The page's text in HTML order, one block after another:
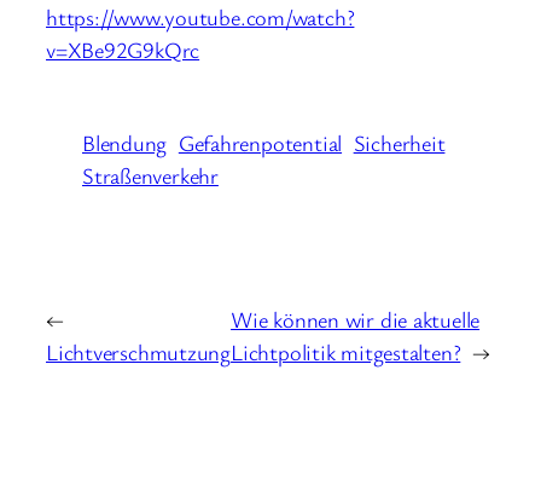
https://www.youtube.com/watch?
v=XBe92G9kQrc
Blendung Gefahrenpotential Sicherheit
Straßenverkehr
←
Lichtverschmutzung
Wie können wir die aktuelle
Lichtpolitik mitgestalten? →